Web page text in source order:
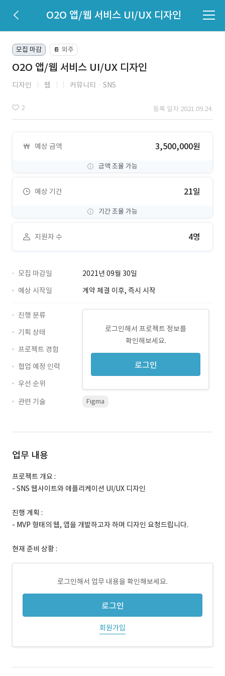
O2O 앱/웹 서비스 UI/UX 디자인
모집 마감 📔 외주
O2O 앱/웹 서비스 UI/UX 디자인
디자인 웹 커뮤니티ㆍSNS
2 등록 일자 2021.09.24.
예상 금액 3,500,000원
금액 조율 가능
예상 기간 21일
기간 조율 가능
지원자 수 4명
모집 마감일
2021년 09월 30일
예상 시작일
계약 체결 이후, 즉시 시작
로그인해서 프로젝트 정보를
확인해보세요.
로그인
진행 분류
기획 상태
프로젝트 경험
협업 예정 인력
우선 순위
관련 기술
Figma
업무 내용
프로젝트 개요 :
- SNS 웹사이트와 애플리케이션 UI/UX 디자인
진행 계획 :
- MVP 형태의 웹, 앱을 개발하고자 하며 디자인 요청드립니다.
현재 준비 상황 :
로그인해서 업무 내용을 확인해보세요.
로그인
회원가입